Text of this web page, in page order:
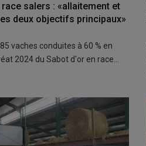
race salers : «allaitement et
deux objectifs principaux»
vaches conduites à 60 % en
2024 du Sabot d'or en race…